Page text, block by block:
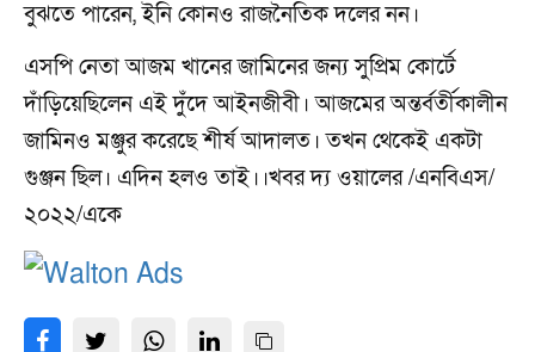
বুঝতে পারেন, ইনি কোনও রাজনৈতিক দলের নন।
এসপি নেতা আজম খানের জামিনের জন্য সুপ্রিম কোর্টে
দাঁড়িয়েছিলেন এই দুঁদে আইনজীবী। আজমের অন্তর্বর্তীকালীন
জামিনও মঞ্জুর করেছে শীর্ষ আদালত। তখন থেকেই একটা
গুঞ্জন ছিল। এদিন হলও তাই।।খবর দ্য ওয়ালের /এনবিএস/
২০২২/একে